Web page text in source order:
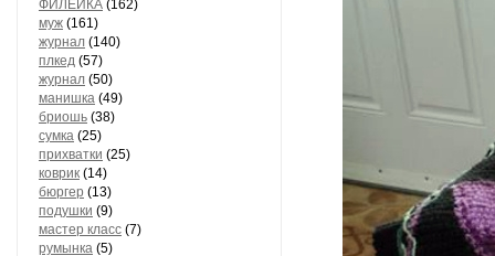
ФИЛЕЙКА (162)
муж (161)
журнал (140)
плкед (57)
журнал (50)
манишка (49)
бриошь (38)
сумка (25)
прихватки (25)
коврик (14)
бюргер (13)
подушки (9)
мастер класс (7)
румынка (5)